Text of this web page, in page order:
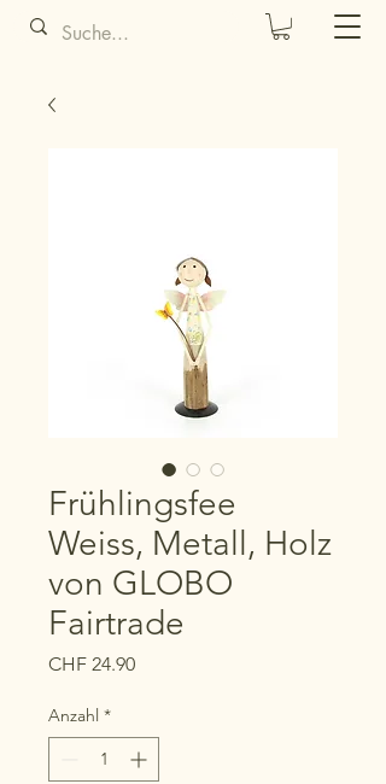
Frühlingsfee
Weiss, Metall, Holz
von GLOBO
Fairtrade
CHF 24.90Preis
Anzahl *